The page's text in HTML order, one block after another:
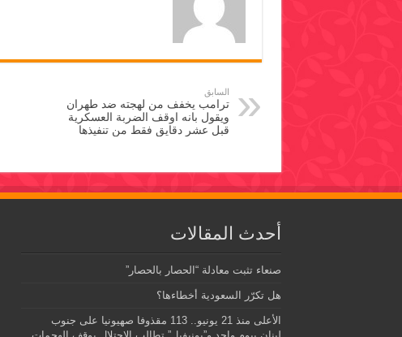
السابق
ترامب يخفف من لهجته ضد طهران
ويقول بانه اوقف الضربة العسكرية
قبل عشر دقايق فقط من تنفيذها
أحدث المقالات
صنعاء تثبت معادلة “الحصار بالحصار”
هل تكرّر السعودية أخطاءها؟
الأعلى منذ 21 يونيو.. 113 مقذوفا صهيونيا على جنوب